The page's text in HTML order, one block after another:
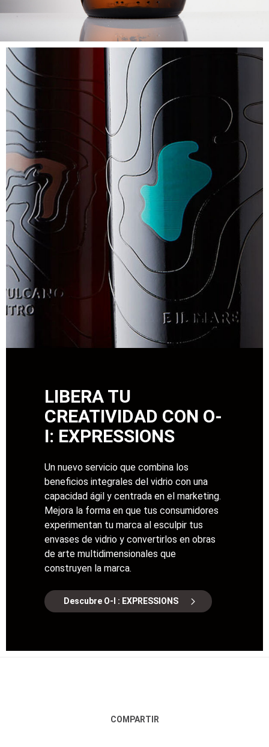
LIBERA TU
CREATIVIDAD CON O-
I: EXPRESSIONS
Un nuevo servicio que combina los
beneficios integrales del vidrio con una
capacidad ágil y centrada en el marketing.
Mejora la forma en que tus consumidores
experimentan tu marca al esculpir tus
envases de vidrio y convertirlos en obras
de arte multidimensionales que
construyen la marca.
Descubre O-I : EXPRESSIONS
COMPARTIR